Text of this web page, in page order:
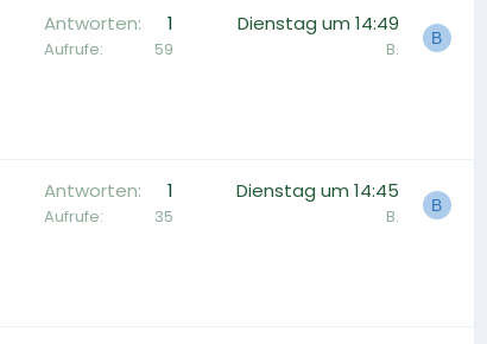
Antworten 1
Aufrufe 59
Dienstag um 14:49
B. B
Antworten 1
Aufrufe 35
Dienstag um 14:45
B. B